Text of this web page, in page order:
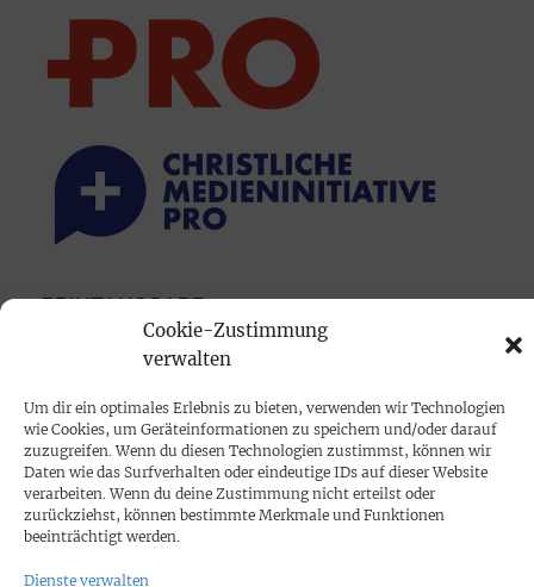
Cookie-Zustimmung
verwalten
Um dir ein optimales Erlebnis zu bieten, verwenden wir Technologien
wie Cookies, um Geräteinformationen zu speichern und/oder darauf
zuzugreifen. Wenn du diesen Technologien zustimmst, können wir
Daten wie das Surfverhalten oder eindeutige IDs auf dieser Website
verarbeiten. Wenn du deine Zustimmung nicht erteilst oder
zurückziehst, können bestimmte Merkmale und Funktionen
beeinträchtigt werden.
Dienste verwalten
PRINTAUSGABE
Mediadaten
PROKOMPAKT
Impressum
SPENDEN